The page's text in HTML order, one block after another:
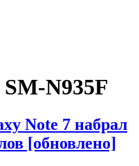
SM-N935F
Note 7 набрал
[обновлено]